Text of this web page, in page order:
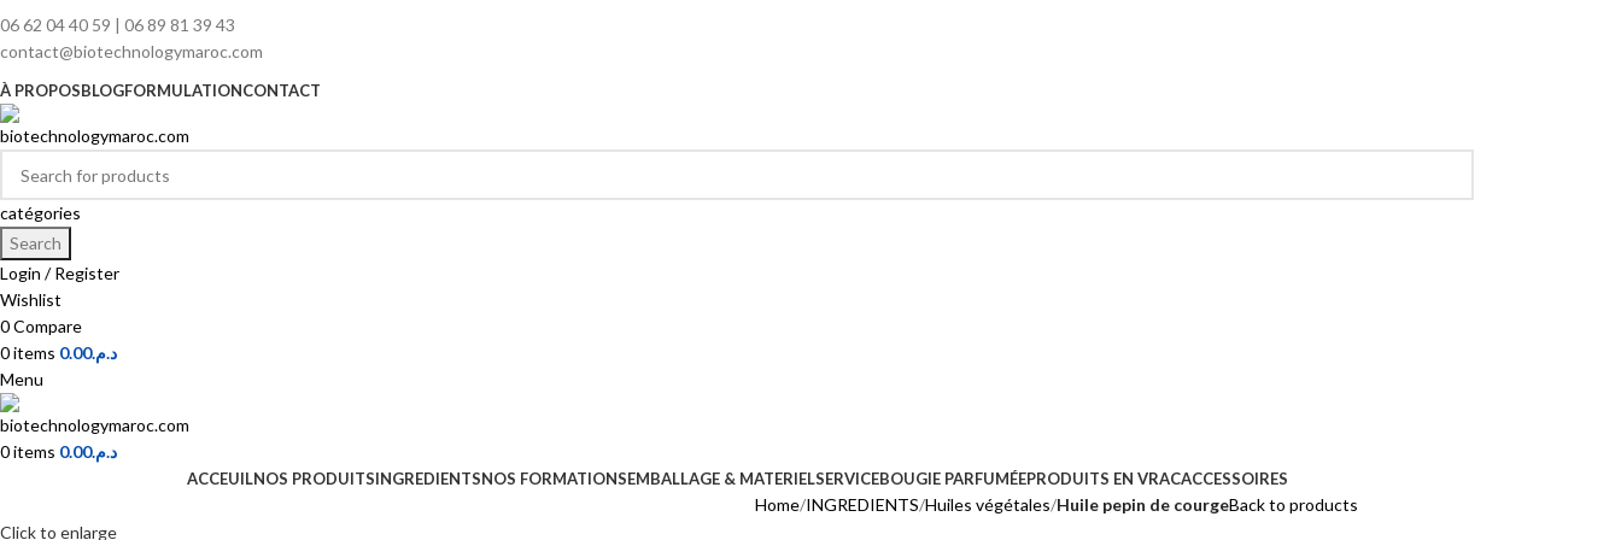
06 62 04 40 59 | 06 89 81 39 43
contact@biotechnologymaroc.com
À PROPOSBLOGFORMULATIONCONTACT
catégories
Search
Login / Register
Wishlist
0Compare
0items د.م.0.00
Menu
0items د.م.0.00
ACCEUILNOS PRODUITSINGREDIENTSNOS FORMATIONSEMBALLAGE & MATERIELSERVICEBOUGIE PARFUMÉEPRODUITS EN VRACACCESSOIRES
Click to enlarge
Home INGREDIENTS Huiles végétales Huile pepin de courgeBack to products